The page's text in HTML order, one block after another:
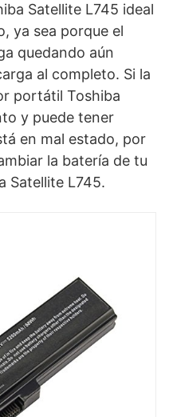
Satellite L745 ideal
ya sea porque el
quedando aún
al completo. Si la
portátil Toshiba
y puede tener
en mal estado, por
la batería de tu
Satellite L745.